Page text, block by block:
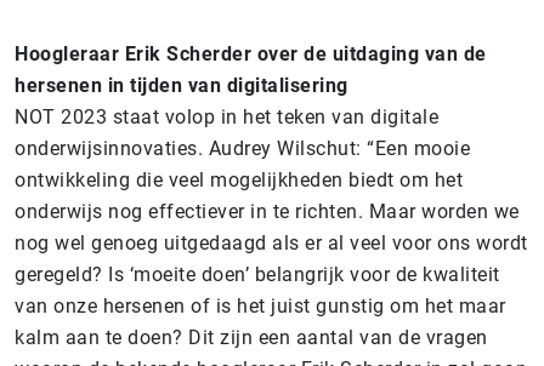
Hoogleraar Erik Scherder over de uitdaging van de
hersenen in tijden van digitalisering
NOT 2023 staat volop in het teken van digitale
onderwijsinnovaties. Audrey Wilschut: “Een mooie
ontwikkeling die veel mogelijkheden biedt om het
onderwijs nog effectiever in te richten. Maar worden we
nog wel genoeg uitgedaagd als er al veel voor ons wordt
geregeld? Is ‘moeite doen’ belangrijk voor de kwaliteit
van onze hersenen of is het juist gunstig om het maar
kalm aan te doen? Dit zijn een aantal van de vragen